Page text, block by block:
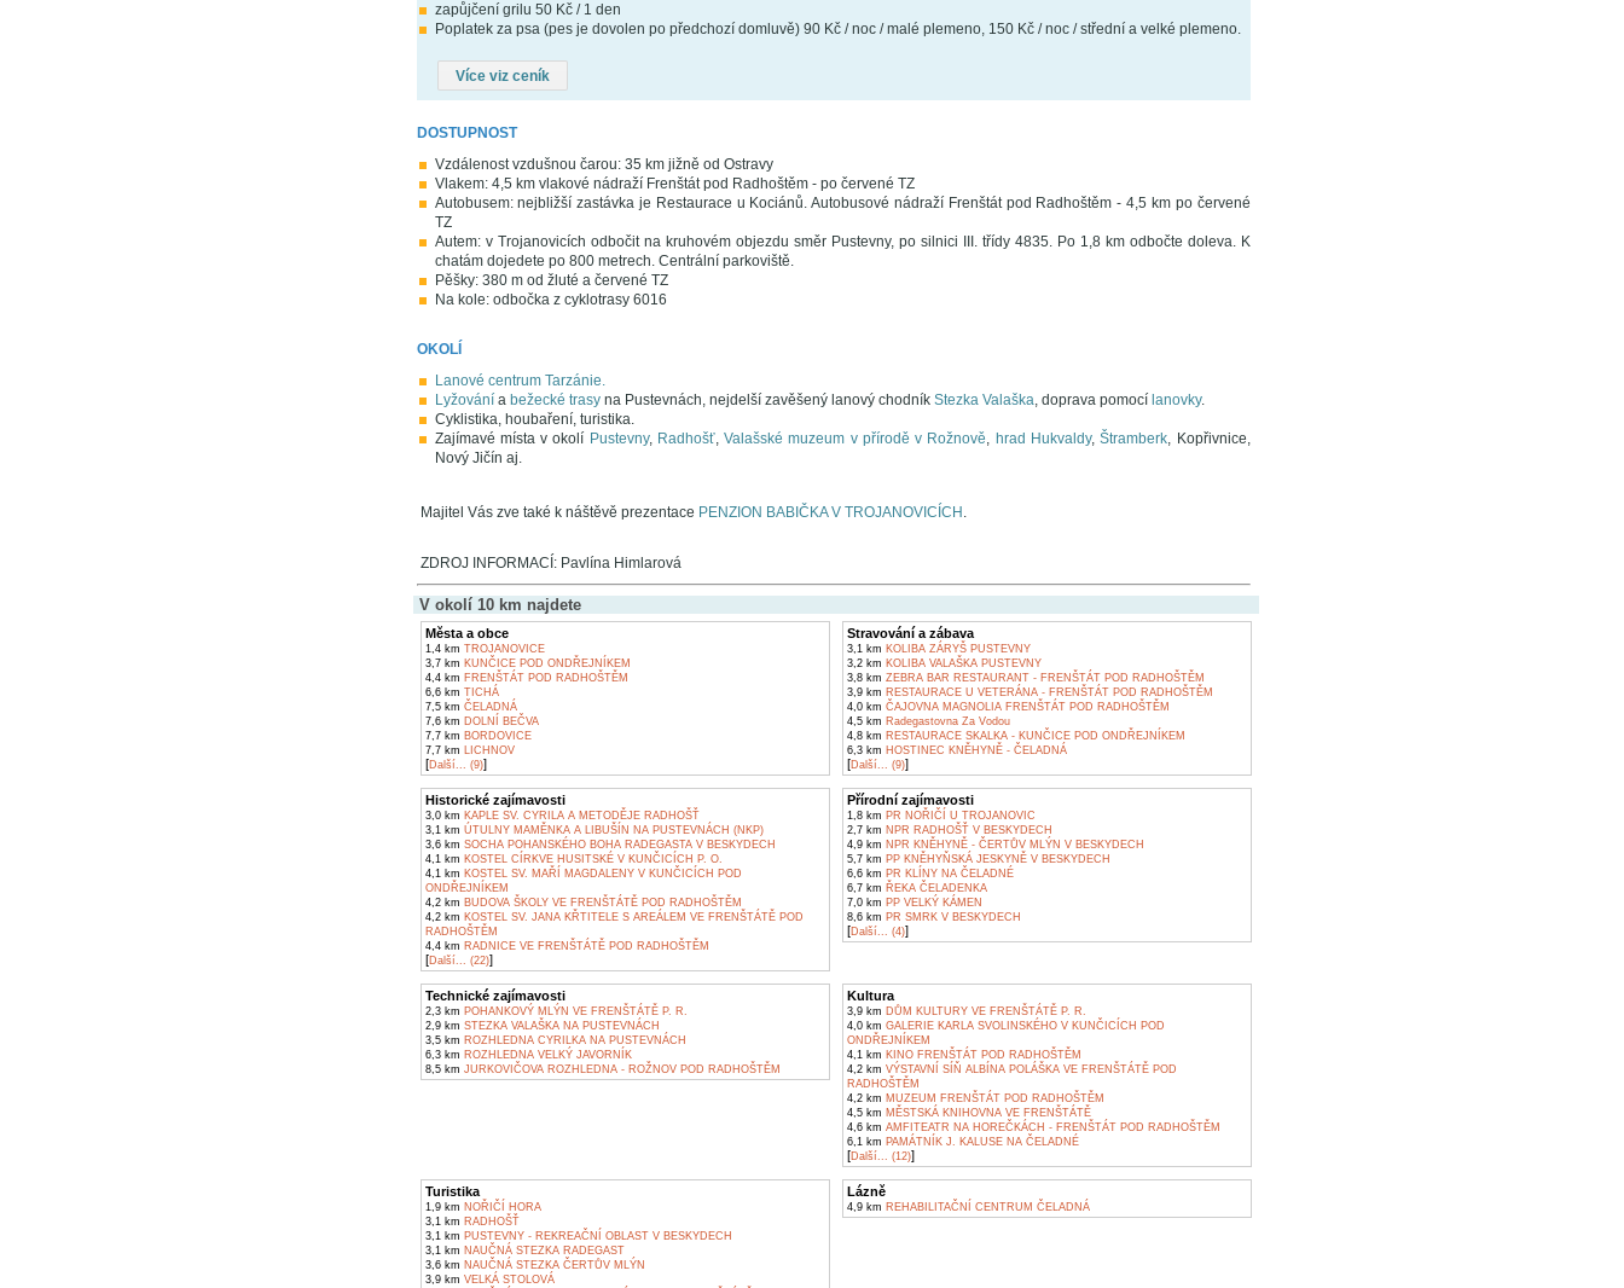
zapůjčení grilu 50 Kč / 1 den
Poplatek za psa (pes je dovolen po předchozí domluvě) 90 Kč / noc / malé plemeno, 150 Kč / noc / střední a velké plemeno.
Více viz ceník
DOSTUPNOST
Vzdálenost vzdušnou čarou: 35 km jižně od Ostravy
Vlakem: 4,5 km vlakové nádraží Frenštát pod Radhoštěm - po červené TZ
Autobusem: nejbližší zastávka je Restaurace u Kociánů. Autobusové nádraží Frenštát pod Radhoštěm - 4,5 km po červené
TZ
Autem: v Trojanovicích odbočit na kruhovém objezdu směr Pustevny, po silnici III. třídy 4835. Po 1,8 km odbočte doleva. K
chatám dojedete po 800 metrech. Centrální parkoviště.
Pěšky: 380 m od žluté a červené TZ
Na kole: odbočka z cyklotrasy 6016
OKOLÍ
Lanové centrum Tarzánie.
Lyžovánía bežecké trasyna Pustevnách, nejdelší zavěšený lanový chodník Stezka Valaška, doprava pomocí lanovky.
Cyklistika, houbaření, turistika.
Zajímavé místa v okolí Pustevny, Radhošť,Valašské muzeum v přírodě v Rožnově, hrad Hukvaldy,Štramberk, Kopřivnice,
Nový Jičín aj.
Majitel Vás zve také k náštěvě prezentace PENZION BABIČKA V TROJANOVICÍCH .
ZDROJ INFORMACÍ: Pavlína Himlarová
V okolí 10 km najdete
Města a obce
1,4 km TROJANOVICE
3,7 km KUNČICE POD ONDŘEJNÍKEM
4,4 km FRENŠTÁT POD RADHOŠTĚM
6,6 km TICHÁ
7,5 km ČELADNÁ
7,6 km DOLNÍ BEČVA
7,7 km BORDOVICE
7,7 km LICHNOV
[Další... (9)]
Stravování a zábava
3,1 km KOLIBA ZÁRYŠ PUSTEVNY
3,2 km KOLIBA VALAŠKA PUSTEVNY
3,8 km ZEBRA BAR RESTAURANT - FRENŠTÁT POD RADHOŠTĚM
3,9 km RESTAURACE U VETERÁNA - FRENŠTÁT POD RADHOŠTĚM
4,0 km ČAJOVNA MAGNOLIA FRENŠTÁT POD RADHOŠTĚM
4,5 km Radegastovna Za Vodou
4,8 km RESTAURACE SKALKA - KUNČICE POD ONDŘEJNÍKEM
6,3 km HOSTINEC KNĚHYNĚ - ČELADNÁ
[Další... (9)]
Historické zajímavosti
3,0 km KAPLE SV. CYRILA A METODĚJE RADHOŠŤ
3,1 km ÚTULNY MAMĚNKA A LIBUŠÍN NA PUSTEVNÁCH (NKP)
3,6 km SOCHA POHANSKÉHO BOHA RADEGASTA V BESKYDECH
4,1 km KOSTEL CÍRKVE HUSITSKÉ V KUNČICÍCH P. O.
4,1 km KOSTEL SV. MAŘÍ MAGDALENY V KUNČICÍCH POD
ONDŘEJNÍKEM
4,2 km BUDOVA ŠKOLY VE FRENŠTÁTĚ POD RADHOŠTĚM
4,2 km KOSTEL SV. JANA KŘTITELE S AREÁLEM VE FRENŠTÁTĚ POD
RADHOŠTĚM
4,4 km RADNICE VE FRENŠTÁTĚ POD RADHOŠTĚM
[Další... (22)]
Přírodní zajímavosti
1,8 km PR NOŘIČÍ U TROJANOVIC
2,7 km NPR RADHOŠŤ V BESKYDECH
4,9 km NPR KNĚHYNĚ - ČERTŮV MLÝN V BESKYDECH
5,7 km PP KNĚHYŇSKÁ JESKYNĚ V BESKYDECH
6,6 km PR KLÍNY NA ČELADNÉ
6,7 km ŘEKA ČELADENKA
7,0 km PP VELKÝ KÁMEN
8,6 km PR SMRK V BESKYDECH
[Další... (4)]
Technické zajímavosti
2,3 km POHANKOVÝ MLÝN VE FRENŠTÁTĚ P. R.
2,9 km STEZKA VALAŠKA NA PUSTEVNÁCH
3,5 km ROZHLEDNA CYRILKA NA PUSTEVNÁCH
6,3 km ROZHLEDNA VELKÝ JAVORNÍK
8,5 km JURKOVIČOVA ROZHLEDNA - ROŽNOV POD RADHOŠTĚM
Kultura
3,9 km DŮM KULTURY VE FRENŠTÁTĚ P. R.
4,0 km GALERIE KARLA SVOLINSKÉHO V KUNČICÍCH POD
ONDŘEJNÍKEM
4,1 km KINO FRENŠTÁT POD RADHOŠTĚM
4,2 km VÝSTAVNÍ SÍŇ ALBÍNA POLÁŠKA VE FRENŠTÁTĚ POD
RADHOŠTĚM
4,2 km MUZEUM FRENŠTÁT POD RADHOŠTĚM
4,5 km MĚSTSKÁ KNIHOVNA VE FRENŠTÁTĚ
4,6 km AMFITEATR NA HOREČKÁCH - FRENŠTÁT POD RADHOŠTĚM
6,1 km PAMÁTNÍK J. KALUSE NA ČELADNÉ
[Další... (12)]
Turistika
1,9 km NOŘIČÍ HORA
3,1 km RADHOŠŤ
3,1 km PUSTEVNY - REKREAČNÍ OBLAST V BESKYDECH
3,1 km NAUČNÁ STEZKA RADEGAST
3,6 km NAUČNÁ STEZKA ČERTŮV MLÝN
3,9 km VELKÁ STOLOVÁ
Lázně
4,9 km REHABILITAČNÍ CENTRUM ČELADNÁ